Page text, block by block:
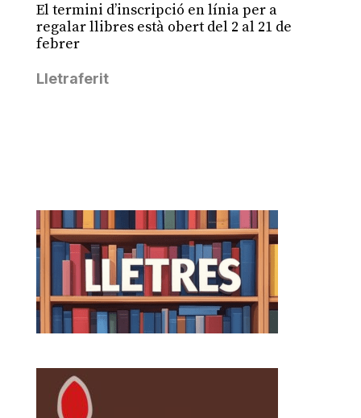
El termini d’inscripció en línia per a
regalar llibres està obert del 2 al 21 de
febrer
Lletraferit